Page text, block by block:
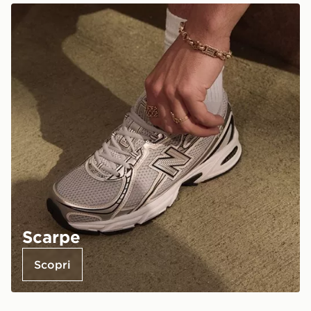
Scarpe
Scopri